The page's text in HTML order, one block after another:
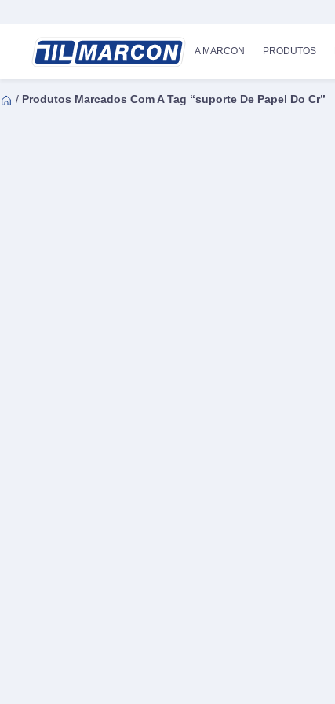
A MARCON PRODUTOS
/ Produtos Marcados Com A Tag “suporte De Papel Do Cr”